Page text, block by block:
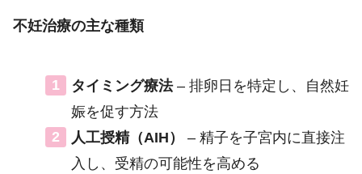
不妊治療の主な種類
タイミング療法– 排卵日を特定し、自然妊
娠を促す方法
人工授精（AIH）
– 精子を子宮内に直接注
入し、受精の可能性を高める